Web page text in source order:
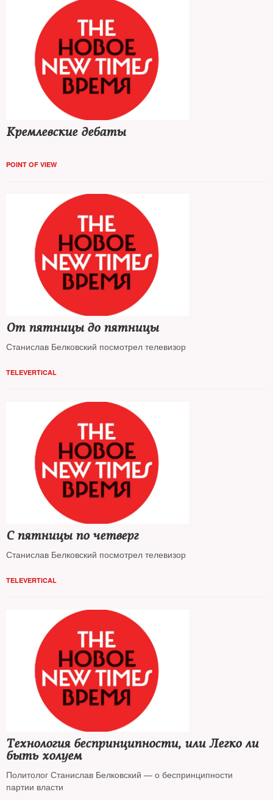
Кремлевские дебаты
POINT OF VIEW
От пятницы до пятницы
Станислав Белковский посмотрел телевизор
TELEVERTICAL
С пятницы по четверг
Станислав Белковский посмотрел телевизор
TELEVERTICAL
Технология беспринципности, или Легко ли
быть холуем
Политолог Станислав Белковский — о беспринципности
партии власти